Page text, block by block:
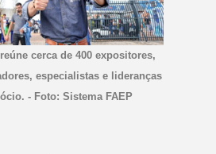
cerca de 400 expositores,
especialistas e lideranças
- Foto: Sistema FAEP